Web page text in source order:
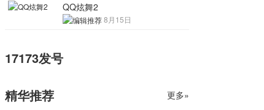
QQ炫舞2
8月15日
17173发号
精华推荐 更多»